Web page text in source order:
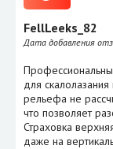
FellLeeks_82
Дата добавления
для
рельефа не
что позволяет
Страховка
даже на